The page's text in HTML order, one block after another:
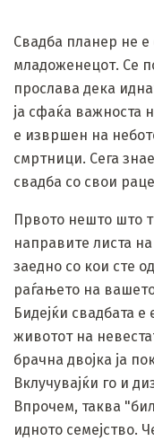
Свадба планер не е
младоженецот. Се
прослава дека
ја сфаќа важноста
е извршен на
смртници. Сега
свадба со свои
Првото нешто што
направите листа
заедно со кои сте
раѓањето на
Бидејќи свадбата
животот на
брачна двојка ја
Вклучувајќи го и
Впрочем, таква
идното семејство.